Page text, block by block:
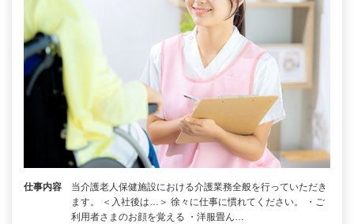
仕事内容
当介護老人保健施設における介護業務全般を行っていただき
ます。 ＜入社後は…＞ 徐々に仕事に慣れてください。 ・ご
利用者さまのお顔を覚える ・洋服畳ん…